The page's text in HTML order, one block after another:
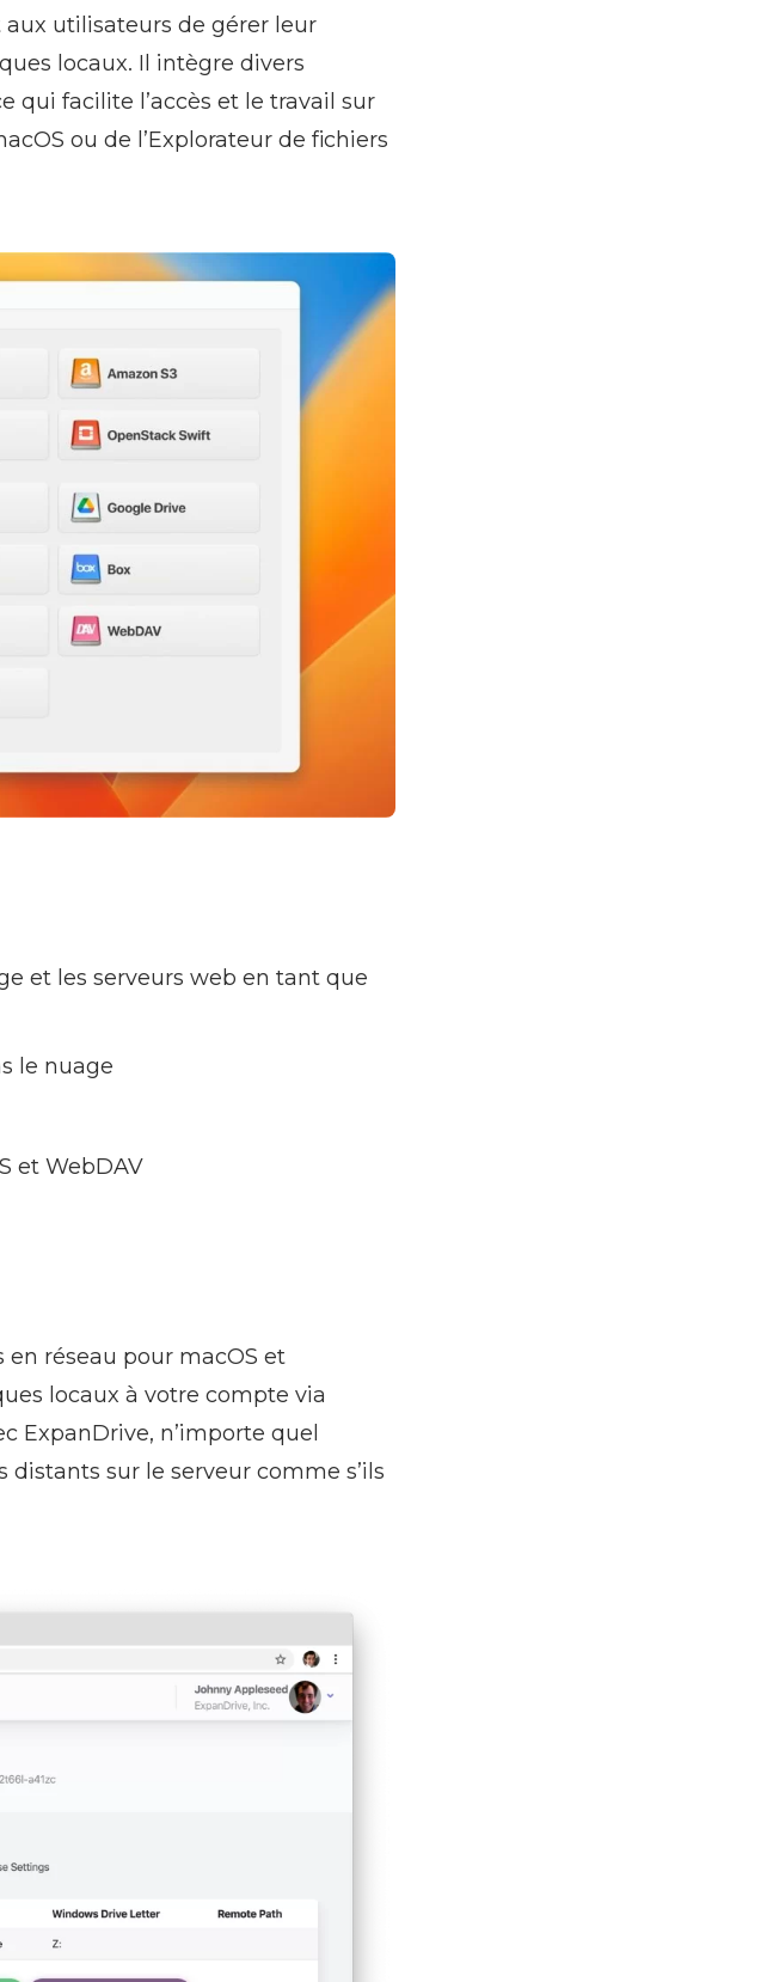
utilisateurs de gérer leur
locaux. Il intègre divers
qui facilite l’accès et le travail sur
ou de l’Explorateur de fichiers
et les serveurs web en tant que
le nuage
et WebDAV
réseau pour macOS et
locaux à votre compte via
ExpanDrive, n’importe quel
sur le serveur comme s’ils